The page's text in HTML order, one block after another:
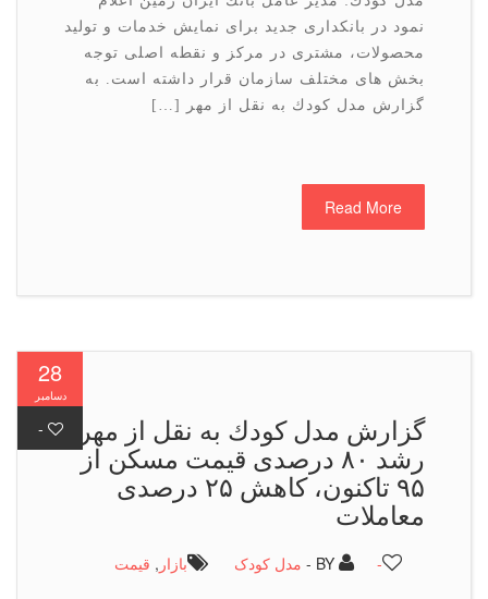
نمود در بانكداری جدید برای نمایش خدمات و تولید
محصولات، مشتری در مركز و نقطه اصلی توجه
بخش های مختلف سازمان قرار داشته است. به
گزارش مدل كودك به نقل از مهر […]
Read More
-
گزارش مدل كودك به نقل از مهر؛
رشد ۸۰ درصدی قیمت مسكن از
۹۵ تاكنون، كاهش ۲۵ درصدی
معاملات
BY - مدل کودک بازار ,قیمت